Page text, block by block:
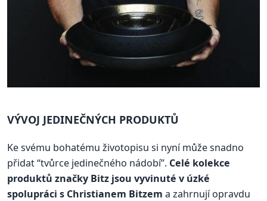
VÝVOJ JEDINEČNÝCH PRODUKTŮ
Ke svému bohatému životopisu si nyní může snadno
přidat “tvůrce jedinečného nádobí”. Celé kolekce
produktů značky Bitz jsou vyvinuté v úzké
spolupráci s Christianem Bitzem a zahrnují opravdu